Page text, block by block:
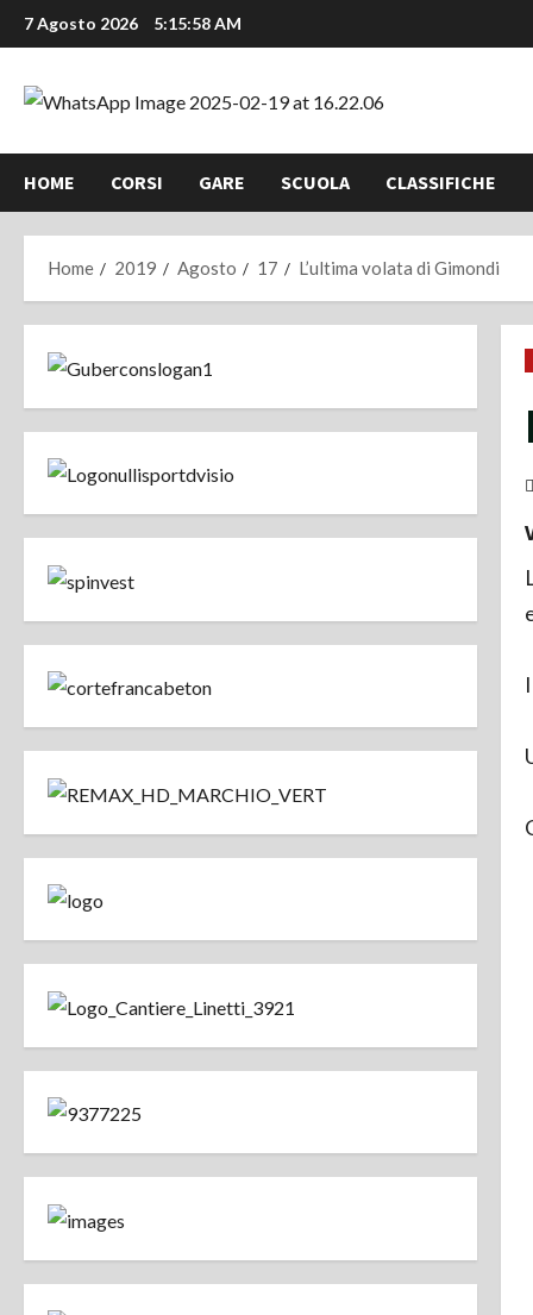
al
7 Agosto 2026 5:15:59 AM
HOME CORSI GARE SCUOLA CLASSIFICHE
Home 2019 Agosto 17 L’ultima volata di Gimondi